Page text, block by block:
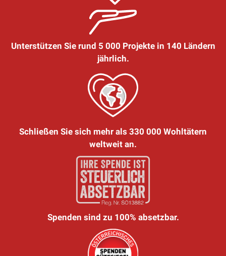
Unterstützen Sie rund 5 000 Projekte in 140 Ländern
jährlich.
Schließen Sie sich mehr als 330 000 Wohltätern
weltweit an.
Spenden sind zu 100% absetzbar.